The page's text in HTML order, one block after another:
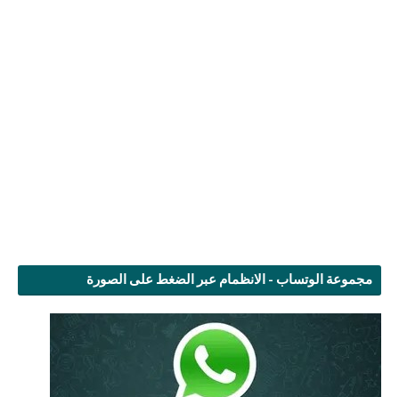
مجموعة الوتساب - الانظمام عبر الضغط على الصورة